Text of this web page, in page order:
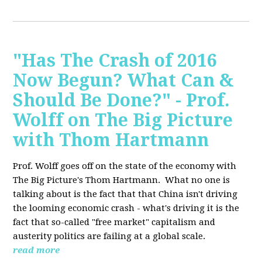
"Has The Crash of 2016
Now Begun? What Can &
Should Be Done?" - Prof.
Wolff on The Big Picture
with Thom Hartmann
Prof. Wolff goes off on the state of the economy with
The Big Picture's Thom Hartmann. What no one is
talking about is the fact that that China isn't driving
the looming economic crash - what's driving it is the
fact that so-called "free market" capitalism and
austerity politics are failing at a global scale.
read more